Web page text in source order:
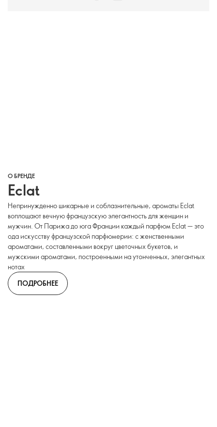
О БРЕНДЕ
Eclat
Непринужденно шикарные и соблазнительные, ароматы Eclat
воплощают вечную французскую элегантность для женщин и
мужчин. От Парижа до юга Франции каждый парфюм Eclat — это
ода искусству французской парфюмерии: с женственными
ароматами, составленными вокруг цветочных букетов, и
мужскими ароматами, построенными на утонченных, элегантных
нотах
ПОДРОБНЕЕ